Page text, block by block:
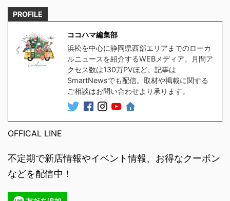
PROFILE
ココハマ編集部
浜松を中心に静岡県西部エリアまでのローカ
ルニュースを紹介するWEBメディア。月間ア
クセス数は130万PVほど。記事は
SmartNewsでも配信。取材や掲載に関する
ご相談はお問い合わせより承ります。
OFFICAL LINE
不定期で新店情報やイベント情報、お得なクーポン
などを配信中！